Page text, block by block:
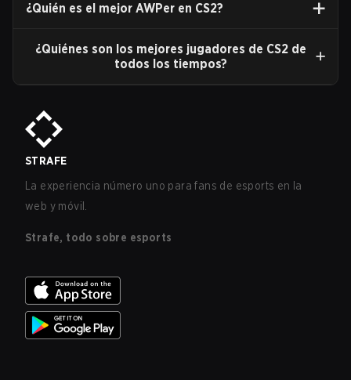
¿Quién es el mejor AWPer en CS2?
¿Quiénes son los mejores jugadores de CS2 de
todos los tiempos?
STRAFE
La experiencia número uno para fans de esports en la
web y móvil.
Strafe, todo sobre esports